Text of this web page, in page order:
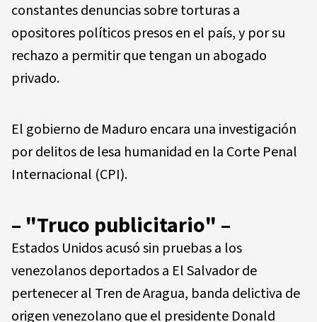
constantes denuncias sobre torturas a
opositores políticos presos en el país, y por su
rechazo a permitir que tengan un abogado
privado.
El gobierno de Maduro encara una investigación
por delitos de lesa humanidad en la Corte Penal
Internacional (CPI).
– "Truco publicitario" –
Estados Unidos acusó sin pruebas a los
venezolanos deportados a El Salvador de
pertenecer al Tren de Aragua, banda delictiva de
origen venezolano que el presidente Donald